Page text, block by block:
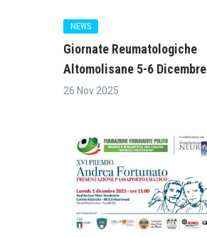
NEWS
Giornate Reumatologiche
Altomolisane 5-6 Dicembre
26 Nov 2025